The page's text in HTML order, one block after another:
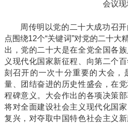
会议现
周传明以党的二十大成功召
点围绕12个“关键词”对党的二十大
出，党的二十大是在全党全国各
义现代化国家新征程、向第二个
刻召开的一次十分重要的大会，
量、团结奋进的历史性盛会，在
程碑意义。大会作出的各项决策
将对全面建设社会主义现代化国
复兴，对夺取中国特色社会主义